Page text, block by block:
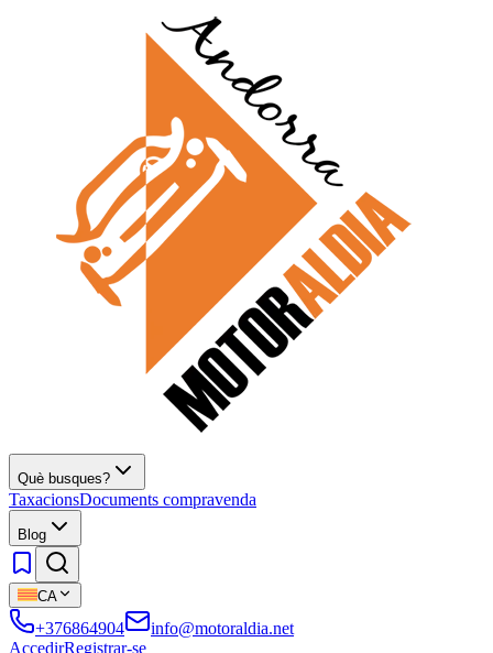
Què busques?
TaxacionsDocuments compravenda
Blog
CA
+376864904
info@motoraldia.net
AccedirRegistrar-se